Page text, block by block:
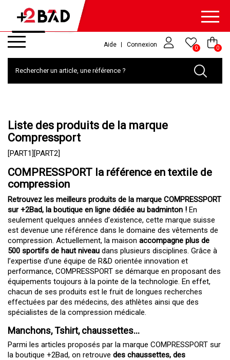
Aide Connexion 0 0
Liste des produits de la marque
Compressport
[PART1][PART2]
COMPRESSPORT la référence en textile de
compression
Retrouvez les meilleurs produits de la marque COMPRESSPORT
sur +2Bad, la boutique en ligne dédiée au badminton ! En
seulement quelques années d’existence, cette marque suisse
est devenue une référence dans le domaine des vêtements de
compression. Actuellement, la maison accompagne plus de
500 sportifs de haut niveau dans plusieurs disciplines. Grâce à
l’expertise d’une équipe de R&D orientée innovation et
performance, COMPRESSPORT se démarque en proposant des
équipements toujours à la pointe de la technologie. En effet,
chacun de ses produits est le fruit de longues recherches
effectuées par des médecins, des athlètes ainsi que des
spécialistes de la compression médicale.
Manchons, Tshirt, chaussettes...
Parmi les articles proposés par la marque COMPRESSPORT sur
la boutique +2Bad, on retrouve des chaussettes, des